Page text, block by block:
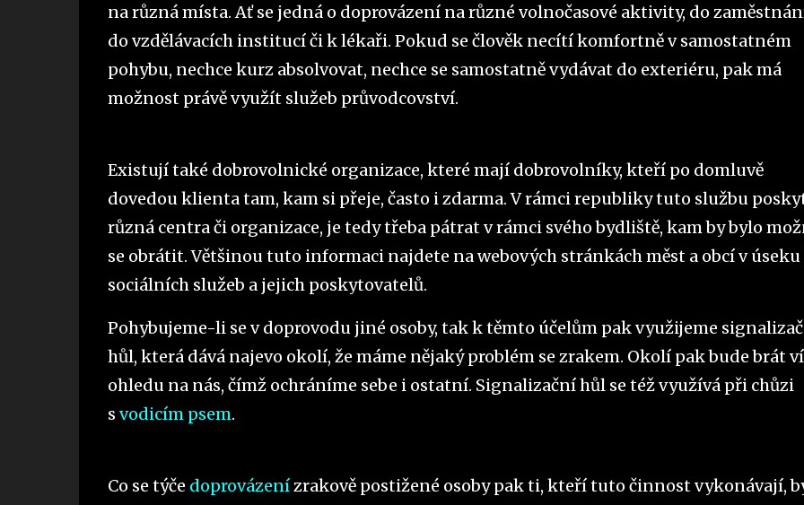
na různá místa. Ať se jedná o doprovázení na různé volnočasové aktivity, do
do vzdělávacích institucí či k lékaři. Pokud se člověk necítí komfortně v samostatném
pohybu, nechce kurz absolvovat, nechce se samostatně vydávat do exteriéru, pak má
možnost právě využít služeb průvodcovství.
Existují také dobrovolnické organizace, které mají dobrovolníky, kteří po domluvě
dovedou klienta tam, kam si přeje, často i zdarma. V rámci republiky tuto službu
různá centra či organizace, je tedy třeba pátrat v rámci svého bydliště, kam by bylo
se obrátit. Většinou tuto informaci najdete na webových stránkách měst a obcí v úseku
sociálních služeb a jejich poskytovatelů.
Pohybujeme-li se v doprovodu jiné osoby, tak k těmto účelům pak využijeme
hůl, která dává najevo okolí, že máme nějaký problém se zrakem. Okolí pak bude brát
ohledu na nás, čímž ochráníme sebe i ostatní. Signalizační hůl se též využívá při chůzi
s vodicím psem.
Co se týče doprovázenízrakově postižené osoby pak ti, kteří tuto činnost vykonávají,